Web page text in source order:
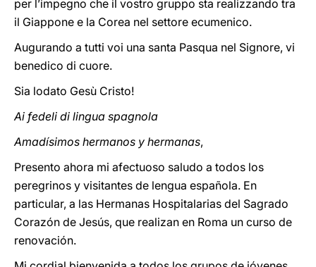
per l’impegno che il vostro gruppo sta realizzando tra
il Giappone e la Corea nel settore ecumenico.
Augurando a tutti voi una santa Pasqua nel Signore, vi
benedico di cuore.
Sia lodato Gesù Cristo!
Ai fedeli di lingua spagnola
Amadísimos hermanos y hermanas,
Presento ahora mi afectuoso saludo a todos los
peregrinos y visitantes de lengua española. En
particular, a las Hermanas Hospitalarias del Sagrado
Corazón de Jesús, que realizan en Roma un curso de
renovación.